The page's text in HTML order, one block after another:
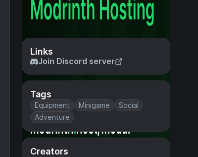
Links
Join Discord server
Tags
Equipment Minigame
Social
Adventure
Creators